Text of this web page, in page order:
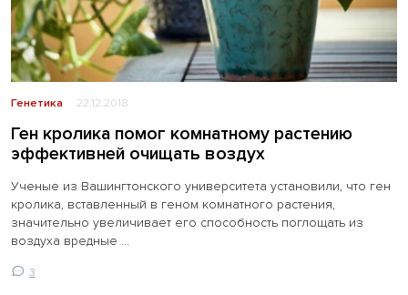
Генетика 22.12.2018
Ген кролика помог комнатному растению
эффективней очищать воздух
Ученые из Вашингтонского университета установили, что ген
кролика, вставленный в геном комнатного растения,
значительно увеличивает его способность поглощать из
воздуха вредные ...
3